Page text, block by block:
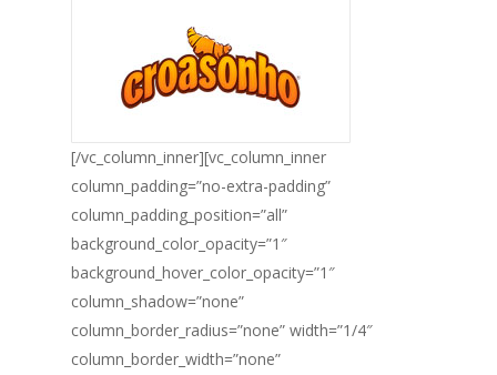
[/vc_column_inner][vc_column_inner
column_padding=”no-extra-padding”
column_padding_position=”all”
background_color_opacity=”1″
background_hover_color_opacity=”1″
column_shadow=”none”
column_border_radius=”none” width=”1/4″
column_border_width=”none”